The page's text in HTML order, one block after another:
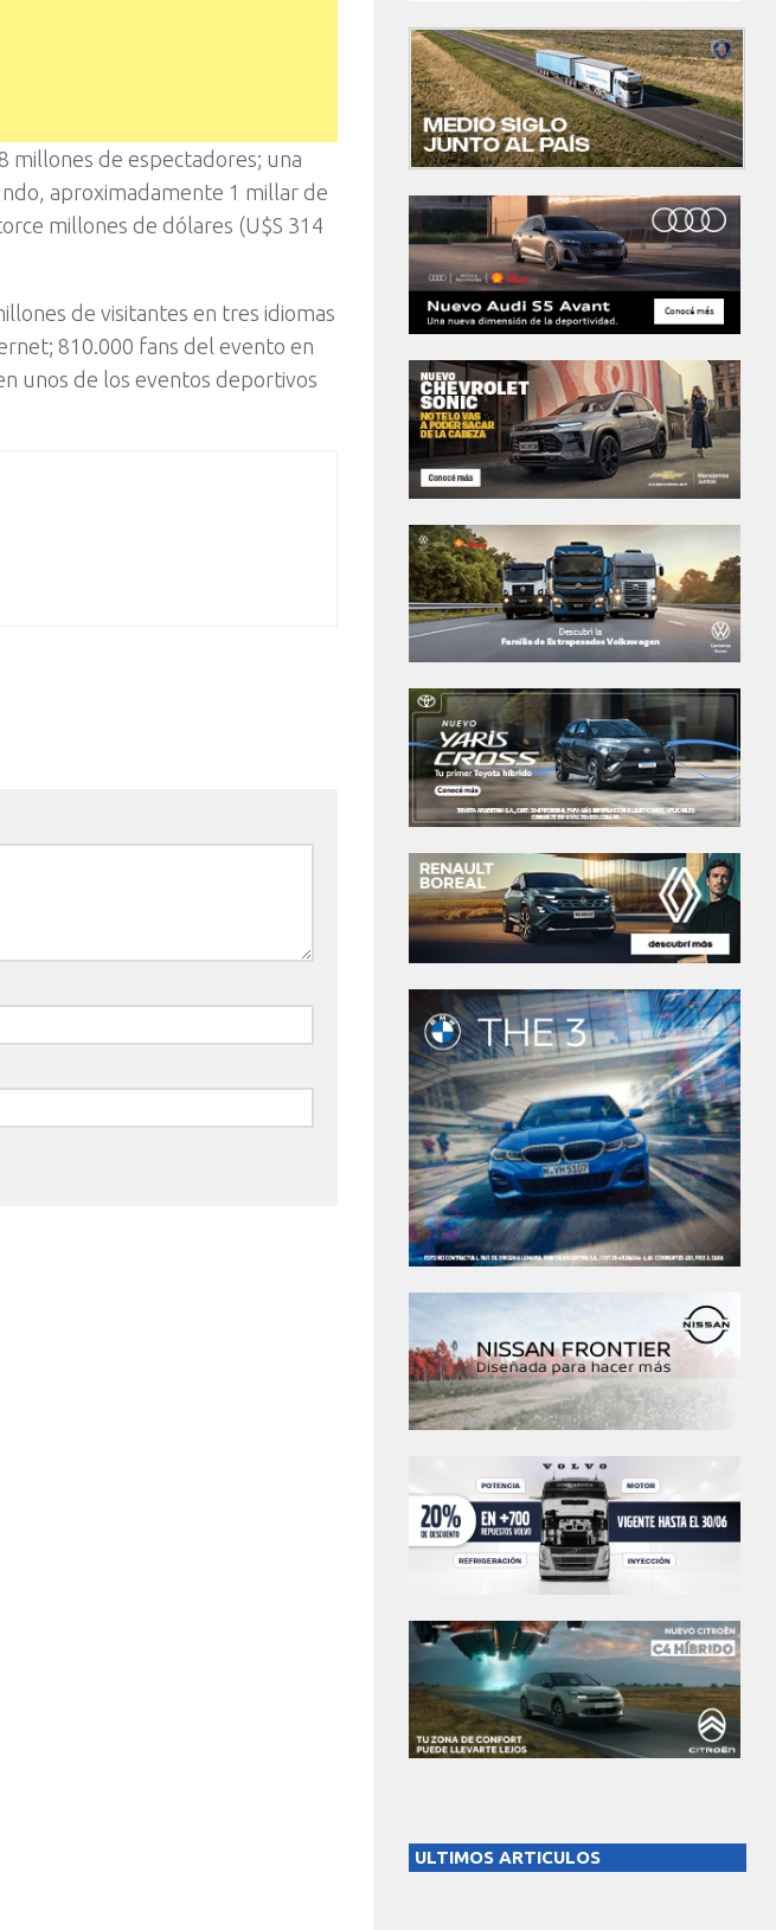
millones de espectadores; una
aproximadamente 1 millar de
millones de dólares (U$S 314
de visitantes en tres idiomas
810.000 fans del evento en
unos de los eventos deportivos
ULTIMOS ARTICULOS